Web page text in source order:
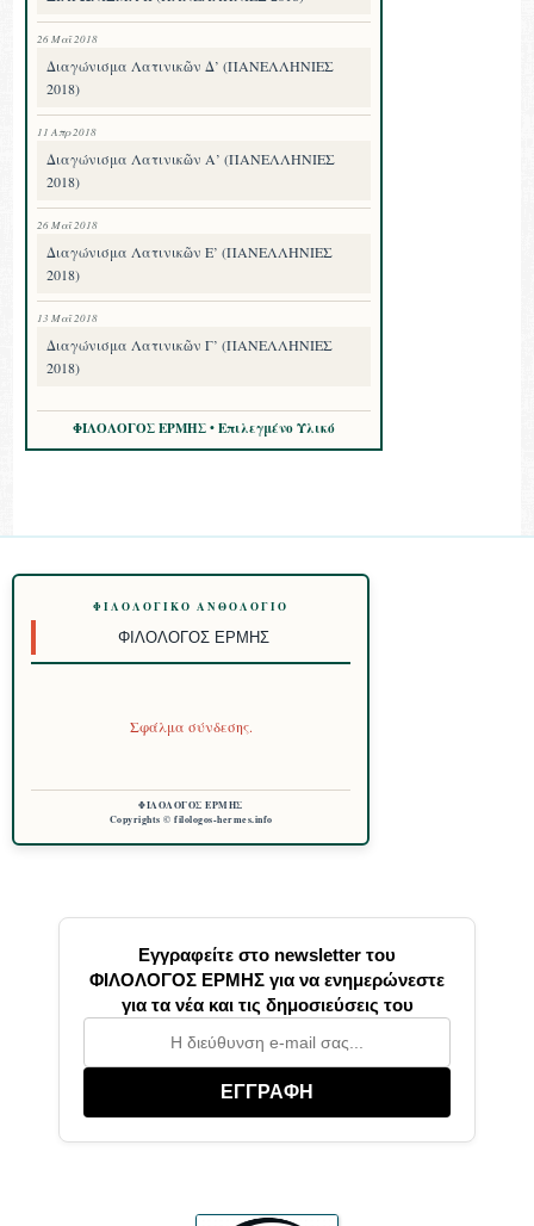
26 Μαΐ 2018
Διαγώνισμα Λατινικῶν Δ’ (ΠΑΝΕΛΛΗΝΙΕΣ
2018)
11 Απρ 2018
Διαγώνισμα Λατινικῶν Α’ (ΠΑΝΕΛΛΗΝΙΕΣ
2018)
26 Μαΐ 2018
Διαγώνισμα Λατινικῶν Ε’ (ΠΑΝΕΛΛΗΝΙΕΣ
2018)
13 Μαΐ 2018
Διαγώνισμα Λατινικῶν Γ’ (ΠΑΝΕΛΛΗΝΙΕΣ
2018)
ΦΙΛΟΛΟΓΟΣ ΕΡΜΗΣ • Επιλεγμένο Υλικό
ΦΙΛΟΛΟΓΙΚΌ ΑΝΘΟΛΌΓΙΟ
ΦΙΛΌΛΟΓΟΣ ΕΡΜΉΣ
Σφάλμα σύνδεσης.
ΦΙΛΟΛΟΓΟΣ ΕΡΜΗΣ
Copyrights © filologos-hermes.info
Εγγραφείτε στο newsletter του
ΦΙΛΟΛΟΓΟΣ ΕΡΜΗΣ για να ενημερώνεστε
για τα νέα και τις δημοσιεύσεις του
ΕΓΓΡΑΦΗ